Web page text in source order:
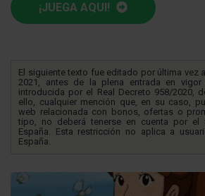
¡JUEGA AQUI!
El siguiente texto fue editado por última vez
2021, antes de la plena entrada en
introducida por el Real Decreto 958/2020,
ello, cualquier mención que, en su caso,
web relacionada con bonos, ofertas o
tipo, no deberá tenerse en cuenta por el
España. Esta restricción no aplica a
España.